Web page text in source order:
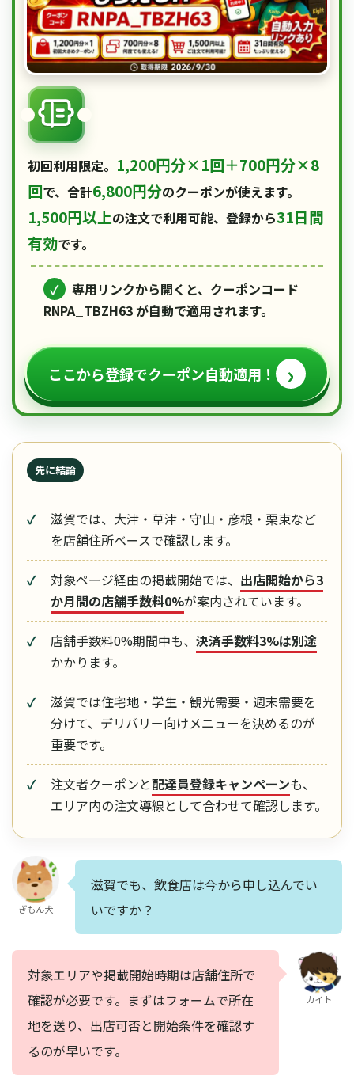
初回利用限定。 1,200円分×1回＋700円分×8
回で、合計6,800円分のクーポンが使えます。
1,500円以上の注文で利用可能、登録から31日間
有効です。
✓
専用リンクから開くと、クーポンコード
RNPA_TBZH63 が自動で適用されます。
ここから登録でクーポン自動適用！ ›
先に結論
滋賀では、大津・草津・守山・彦根・栗東など
を店舗住所ベースで確認します。
対象ページ経由の掲載開始では、 出店開始から3
か月間の店舗手数料0%が案内されています。
店舗手数料0%期間中も、 決済手数料3%は別途
かかります。
滋賀では住宅地・学生・観光需要・週末需要を
分けて、デリバリー向けメニューを決めるのが
重要です。
注文者クーポンと配達員登録キャンペーンも、
エリア内の注文導線として合わせて確認します。
ぎもん犬
滋賀でも、飲食店は今から申し込んでい
いですか？
対象エリアや掲載開始時期は店舗住所で
確認が必要です。まずはフォームで所在
地を送り、出店可否と開始条件を確認す
るのが早いです。
カイト